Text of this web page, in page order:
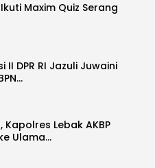
Maxim Quiz Serang
DPR RI Jazuli Juwaini
Lebak AKBP
Ulama…